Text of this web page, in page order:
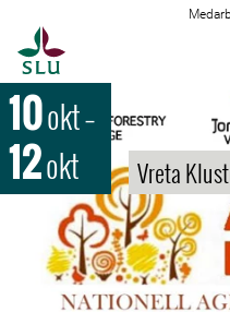
10okt–
12okt Vreta